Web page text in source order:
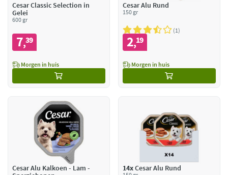
Cesar Classic Selection in
Gelei
600 gr
7,39
Morgen in huis
Cesar Alu Rund
150 gr
1
2,19
Morgen in huis
Cesar Alu Kalkoen - Lam -
14xCesar Alu Rund